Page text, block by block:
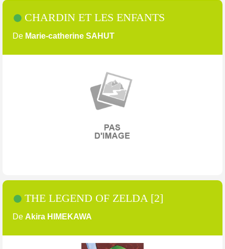
CHARDIN ET LES ENFANTS
De Marie-catherine SAHUT
THE LEGEND OF ZELDA [2]
De Akira HIMEKAWA